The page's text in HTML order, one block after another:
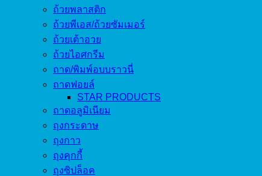
ถ้วยพลาสติก
ถ้วยพีเอส/ถ้วยซัมเมอร์
ถ้วยเต้าอวย
ถ้วยไอศกรีม
ถาด/พิมพ์อบบราวนี่
ถาดฟอยล์
STAR PRODUCTS
ถาดอลูมิเนียม
ถุงกระดาษ
ถุงกาว
ถุงคุกกี้
ถุงซิปล็อค